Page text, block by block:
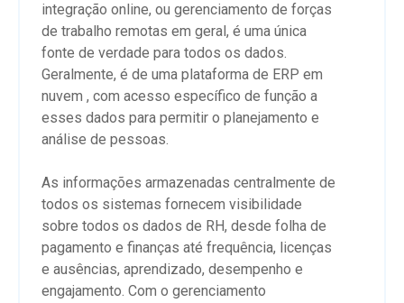
integração online, ou gerenciamento de forças
de trabalho remotas em geral, é uma única
fonte de verdade para todos os dados.
Geralmente, é de uma plataforma de ERP em
nuvem , com acesso específico de função a
esses dados para permitir o planejamento e
análise de pessoas.
As informações armazenadas centralmente de
todos os sistemas fornecem visibilidade
sobre todos os dados de RH, desde folha de
pagamento e finanças até frequência, licenças
e ausências, aprendizado, desempenho e
engajamento. Com o gerenciamento